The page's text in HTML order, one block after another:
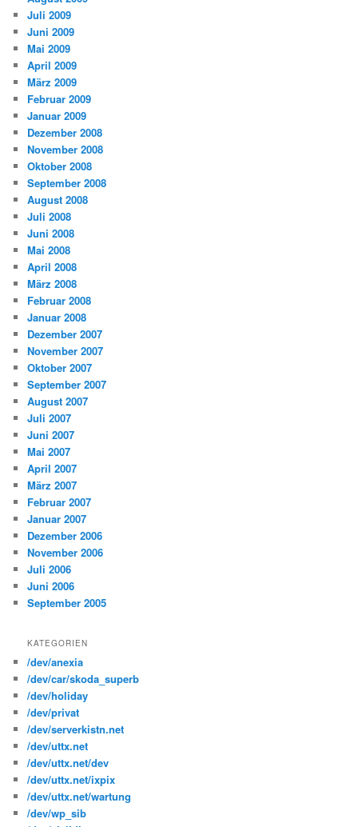
Juli 2009
Juni 2009
Mai 2009
April 2009
März 2009
Februar 2009
Januar 2009
Dezember 2008
November 2008
Oktober 2008
September 2008
August 2008
Juli 2008
Juni 2008
Mai 2008
April 2008
März 2008
Februar 2008
Januar 2008
Dezember 2007
November 2007
Oktober 2007
September 2007
August 2007
Juli 2007
Juni 2007
Mai 2007
April 2007
März 2007
Februar 2007
Januar 2007
Dezember 2006
November 2006
Juli 2006
Juni 2006
September 2005
KATEGORIEN
/dev/anexia
/dev/car/skoda_superb
/dev/holiday
/dev/privat
/dev/serverkistn.net
/dev/uttx.net
/dev/uttx.net/dev
/dev/uttx.net/ixpix
/dev/uttx.net/wartung
/dev/wp_sib